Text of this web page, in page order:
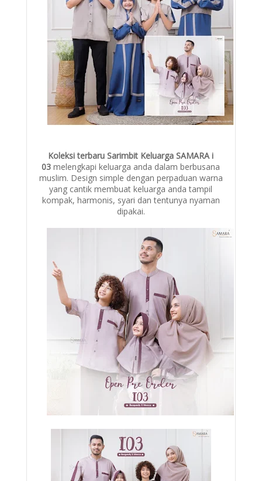
Koleksi terbaru Sarimbit Keluarga SAMARA i
03melengkapi keluarga anda dalam berbusana
muslim. Design simple dengan perpaduan warna
yang cantik membuat keluarga anda tampil
kompak, harmonis, syari dan tentunya nyaman
dipakai.